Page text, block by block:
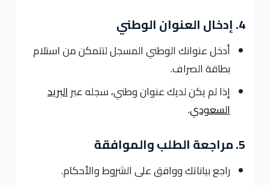
4. إدخال العنوان الوطني
أدخل عنوانك الوطني المسجل لتتمكن من استلام
بطاقة الصراف.
إذا لم يكن لديك عنوان وطني، سجله عبرالبريد
السعودي.
5. مراجعة الطلب والموافقة
راجع بياناتك ووافق على الشروط والأحكام.